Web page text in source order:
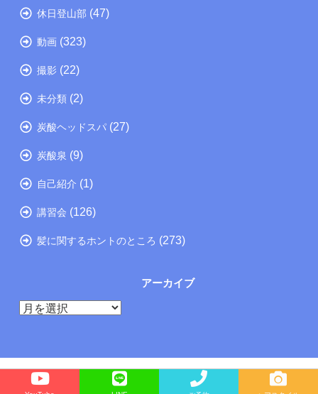
休日登山部 (47)
動画 (323)
撮影 (22)
未分類 (2)
炭酸ヘッドスパ (27)
炭酸泉 (9)
自己紹介 (1)
講習会 (126)
髪に関するホントのところ (273)
アーカイブ
ア
ブ
Copyright©
たつの市の美容院メーカー講師が教えるぺったんこ髪の解決方法ブログ, 2026 All